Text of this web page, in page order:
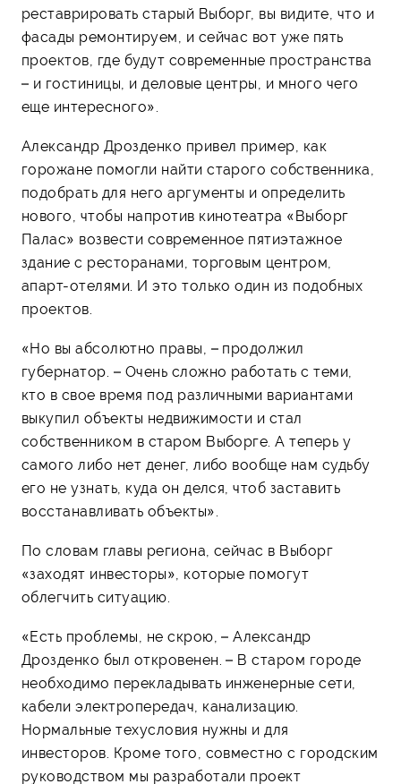
реставрировать старый Выборг, вы видите, что и
фасады ремонтируем, и сейчас вот уже пять
проектов, где будут современные пространства
– и гостиницы, и деловые центры, и много чего
еще интересного».
Александр Дрозденко привел пример, как
горожане помогли найти старого собственника,
подобрать для него аргументы и определить
нового, чтобы напротив кинотеатра «Выборг
Палас» возвести современное пятиэтажное
здание с ресторанами, торговым центром,
апарт-отелями. И это только один из подобных
проектов.
«Но вы абсолютно правы, – продолжил
губернатор. – Очень сложно работать с теми,
кто в свое время под различными вариантами
выкупил объекты недвижимости и стал
собственником в старом Выборге. А теперь у
самого либо нет денег, либо вообще нам судьбу
его не узнать, куда он делся, чтоб заставить
восстанавливать объекты».
По словам главы региона, сейчас в Выборг
«заходят инвесторы», которые помогут
облегчить ситуацию.
«Есть проблемы, не скрою, – Александр
Дрозденко был откровенен. – В старом городе
необходимо перекладывать инженерные сети,
кабели электропередач, канализацию.
Нормальные техусловия нужны и для
инвесторов. Кроме того, совместно с городским
руководством мы разработали проект